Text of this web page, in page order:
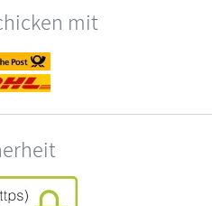
mit